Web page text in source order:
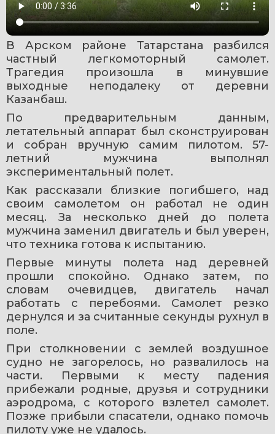
В Арском районе Татарстана разбился
частный легкомоторный самолет.
Трагедия произошла в минувшие
выходные неподалеку от деревни
Казанбаш.
По предварительным данным,
летательный аппарат был сконструирован
и собран вручную самим пилотом. 57-
летний мужчина выполнял
экспериментальный полет.
Как рассказали близкие погибшего, над
своим самолетом он работал не один
месяц. За несколько дней до полета
мужчина заменил двигатель и был уверен,
что техника готова к испытанию.
Первые минуты полета над деревней
прошли спокойно. Однако затем, по
словам очевидцев, двигатель начал
работать с перебоями. Самолет резко
дернулся и за считанные секунды рухнул в
поле.
При столкновении с землей воздушное
судно не загорелось, но развалилось на
части. Первыми к месту падения
прибежали родные, друзья и сотрудники
аэродрома, с которого взлетел самолет.
Позже прибыли спасатели, однако помочь
пилоту уже не удалось.